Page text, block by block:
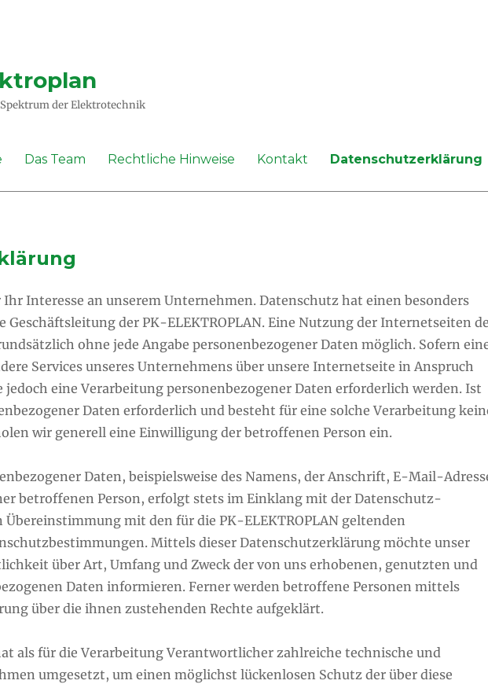
der Elektrotechnik
Das Team Rechtliche Hinweise Kontakt Datenschutzerklärung
Interesse an unserem Unternehmen. Datenschutz hat einen besonders
Geschäftsleitung der PK-ELEKTROPLAN. Eine Nutzung der Internetseiten
ohne jede Angabe personenbezogener Daten möglich. Sofern
Services unseres Unternehmens über unsere Internetseite in Anspruch
eine Verarbeitung personenbezogener Daten erforderlich werden. Ist
Daten erforderlich und besteht für eine solche Verarbeitung
wir generell eine Einwilligung der betroffenen Person ein.
Daten, beispielsweise des Namens, der Anschrift, E-Mail-
betroffenen Person, erfolgt stets im Einklang mit der Datenschutz-
mit den für die PK-ELEKTROPLAN geltenden
Mittels dieser Datenschutzerklärung möchte unser
über Art, Umfang und Zweck der von uns erhobenen, genutzten und
Daten informieren. Ferner werden betroffene Personen mittels
über die ihnen zustehenden Rechte aufgeklärt.
als für die Verarbeitung Verantwortlicher zahlreiche technische und
umgesetzt, um einen möglichst lückenlosen Schutz der über diese